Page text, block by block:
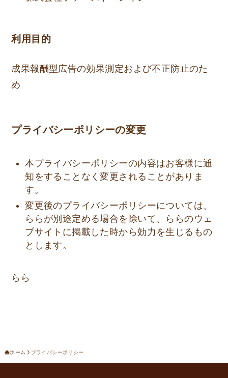
利用目的
成果報酬型広告の効果測定および不正防止のた
め
プライバシーポリシーの変更
本プライバシーポリシーの内容はお客様に通
知をすることなく変更されることがありま
す。
変更後のプライバシーポリシーについては、
ららが別途定める場合を除いて、ららのウェ
ブサイトに掲載した時から効力を生じるもの
とします。
らら
ホーム プライバシーポリシー